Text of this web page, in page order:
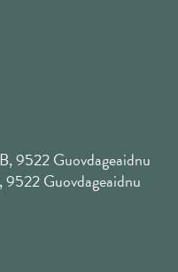
9522 Guovdageaidnu
9522 Guovdageaidnu